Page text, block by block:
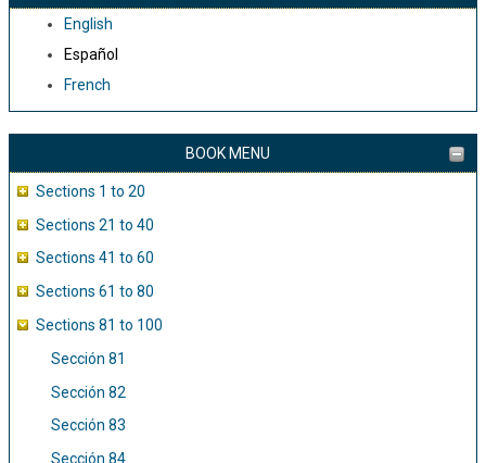
ayuda
navegación
English
Español
French
BOOK MENU
Sections 1 to 20
Sections 21 to 40
Sections 41 to 60
Sections 61 to 80
Sections 81 to 100
Sección 81
Sección 82
Sección 83
Sección 84